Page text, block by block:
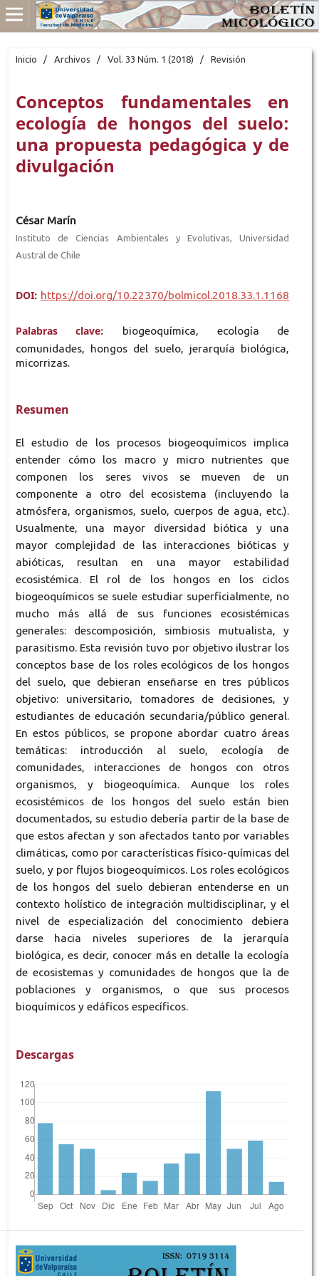
Inicio / Archivos / Vol. 33 Núm. 1 (2018) / Revisión
Conceptos fundamentales en
ecología de hongos del suelo:
una propuesta pedagógica y de
divulgación
César Marín
Instituto de Ciencias Ambientales y Evolutivas, Universidad
Austral de Chile
DOI: https://doi.org/10.22370/bolmicol.2018.33.1.1168
Palabras clave:
biogeoquímica, ecología de
comunidades, hongos del suelo, jerarquía biológica,
micorrizas.
Resumen
El estudio de los procesos biogeoquímicos implica
entender cómo los macro y micro nutrientes que
componen los seres vivos se mueven de un
componente a otro del ecosistema (incluyendo la
atmósfera, organismos, suelo, cuerpos de agua, etc.).
Usualmente, una mayor diversidad biótica y una
mayor complejidad de las interacciones bióticas y
abióticas, resultan en una mayor estabilidad
ecosistémica. El rol de los hongos en los ciclos
biogeoquímicos se suele estudiar superficialmente, no
mucho más allá de sus funciones ecosistémicas
generales: descomposición, simbiosis mutualista, y
parasitismo. Esta revisión tuvo por objetivo ilustrar los
conceptos base de los roles ecológicos de los hongos
del suelo, que debieran enseñarse en tres públicos
objetivo: universitario, tomadores de decisiones, y
estudiantes de educación secundaria/público general.
En estos públicos, se propone abordar cuatro áreas
temáticas: introducción al suelo, ecología de
comunidades, interacciones de hongos con otros
organismos, y biogeoquímica. Aunque los roles
ecosistémicos de los hongos del suelo están bien
documentados, su estudio debería partir de la base de
que estos afectan y son afectados tanto por variables
climáticas, como por características físico-químicas del
suelo, y por flujos biogeoquímicos. Los roles ecológicos
de los hongos del suelo debieran entenderse en un
contexto holístico de integración multidisciplinar, y el
nivel de especialización del conocimiento debiera
darse hacia niveles superiores de la jerarquía
biológica, es decir, conocer más en detalle la ecología
de ecosistemas y comunidades de hongos que la de
poblaciones y organismos, o que sus procesos
bioquímicos y edáficos específicos.
Descargas